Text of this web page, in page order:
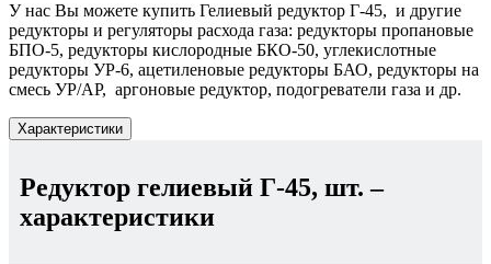
У нас Вы можете купить Гелиевый редуктор Г-45, и другие
редукторы и регуляторы расхода газа: редукторы пропановые
БПО-5, редукторы кислородные БКО-50, углекислотные
редукторы УР-6, ацетиленовые редукторы БАО, редукторы на
смесь УР/АР, аргоновые редуктор, подогреватели газа и др.
Характеристики
Редуктор гелиевый Г-45, шт. –
характеристики